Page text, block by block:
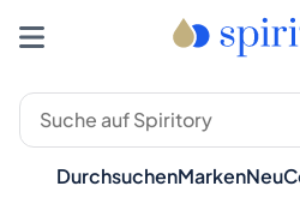
DurchsuchenMarkenNeu
Premium-Spirituosen: Whisky,